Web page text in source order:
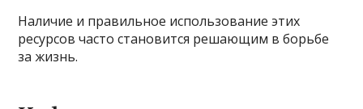
Наличие и правильное использование этих
ресурсов часто становится решающим в борьбе
за жизнь.